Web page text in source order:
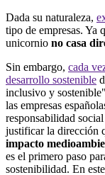
Dada su naturaleza,
tipo de empresas. Ya
unicornio no casa
Sin embargo, cada
desarrollo sostenible
inclusivo y
las empresas
responsabilidad
justificar la dirección
impacto
es el primero paso
sostenibilidad. En